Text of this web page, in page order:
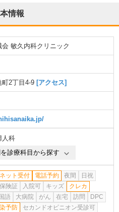
情報
敏久内科クリニック
2丁目4-9 [アクセス]
人科
診療科目から探す
ネット受付 電話予約 夜間
日祝
険証 入院可 キッズ
クレカ
語 大病院 がん 在宅 訪問
DPC
予防
セカンドオピニオン受診可